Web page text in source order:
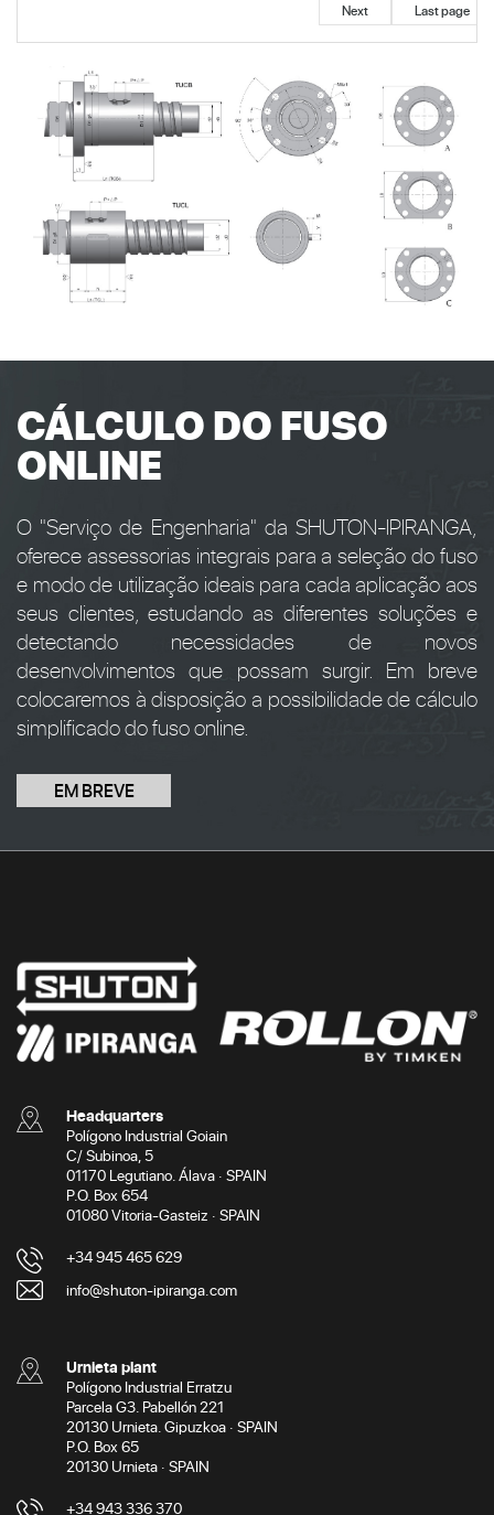
Next
Last page
CÁLCULO DO FUSO
ONLINE
O "Serviço de Engenharia" da SHUTON-IPIRANGA,
oferece assessorias integrais para a seleção do fuso
e modo de utilização ideais para cada aplicação aos
seus clientes, estudando as diferentes soluções e
detectando necessidades de novos
desenvolvimentos que possam surgir. Em breve
colocaremos à disposição a possibilidade de cálculo
simplificado do fuso online.
EM BREVE
Headquarters
Polígono Industrial Goiain
C/ Subinoa, 5
01170 Legutiano. Álava · SPAIN
P.O. Box 654
01080 Vitoria-Gasteiz · SPAIN
+34 945 465 629
info@shuton-ipiranga.com
Urnieta plant
Polígono Industrial Erratzu
Parcela G3. Pabellón 221
20130 Urnieta. Gipuzkoa · SPAIN
P.O. Box 65
20130 Urnieta · SPAIN
+34 943 336 370